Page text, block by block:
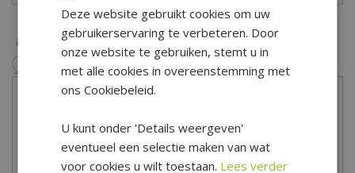
Deze website gebruikt cookies om uw
gebruikerservaring te verbeteren. Door
onze website te gebruiken, stemt u in
met alle cookies in overeenstemming met
ons Cookiebeleid.
U kunt onder 'Details weergeven'
eventueel een selectie maken van wat
voor cookies u wilt toestaan. Lees verder